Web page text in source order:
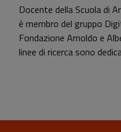
Docente della Scuola di
è membro del gruppo
Fondazione Arnoldo e
linee di ricerca sono